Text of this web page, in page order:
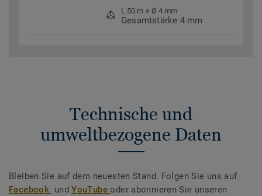
L 50 m × Ø 4 mm
Gesamtstärke 4 mm
Technische und
umweltbezogene Daten
Bleiben Sie auf dem neuesten Stand. Folgen Sie uns auf
Facebook undYouTubeoder abonnieren Sie unseren